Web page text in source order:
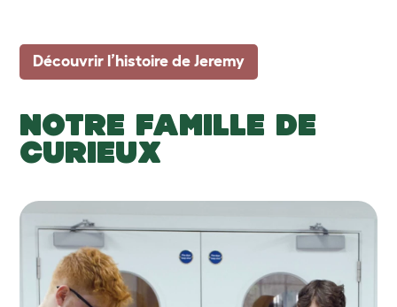
Découvrir l’histoire de Jeremy
NOTRE FAMILLE DE
CURIEUX